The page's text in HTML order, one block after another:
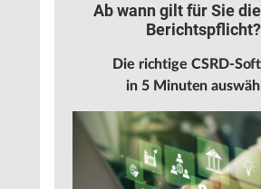
Ab wann gilt für Sie
Berichtspflicht?
Die richtige CSRD-
in 5 Minuten